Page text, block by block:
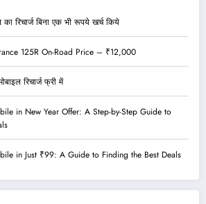
रिचार्ज बिना एक भी रूपये खर्च किये
125R On-Road Price – ₹12,000
रिचार्ज फ्री में
in New Year Offer: A Step-by-Step Guide to
in Just ₹99: A Guide to Finding the Best Deals